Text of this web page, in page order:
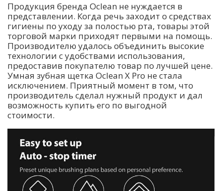
Продукция бренда Oclean не нуждается в
представлении. Когда речь заходит о средствах
гигиены по уходу за полостью рта, товары этой
торговой марки приходят первыми на помощь.
Производителю удалось объединить высокие
технологии с удобствами использования,
предоставив покупателю товар по лучшей цене.
Умная зубная щетка Oclean X Pro не стала
исключением. Приятный момент в том, что
производитель сделал нужный продукт и дал
возможность купить его по выгодной
стоимости.